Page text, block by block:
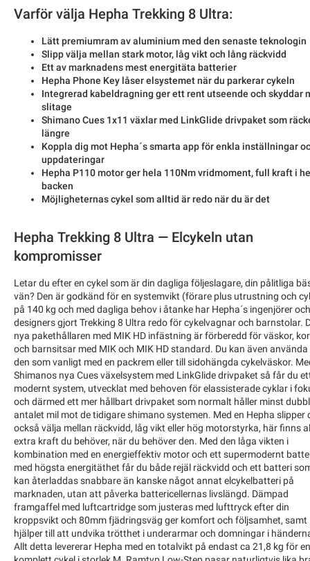
Varför välja Hepha Trekking 8 Ultra:
Lätt premiumram av aluminium med den senaste teknologin
Slipp välja mellan stark motor, låg vikt och lång räckvidd
Ett av marknadens mest energitäta batterier
Hepha Phone Key låser elsystemet när du parkerar cykeln
Integrerad kabeldragning ger ett rent utseende och skyddar
slitage
Shimano Cues 1x11 växlar med LinkGlide drivpaket som
längre
Koppla dig mot Hepha´s smarta app för enkla inställningar
uppdateringar
Hepha P110 motor ger hela 110Nm vridmoment, full kraft i
backen
Möjligheternas cykel som alltid är redo när du är det
Hepha Trekking 8 Ultra — Elcykeln utan
kompromisser
Letar du efter en cykel som är din dagliga följeslagare, din pålitliga
vän? Den är godkänd för en systemvikt (förare plus utrustning och
på 140 kg och med dagliga behov i åtanke har Hepha´s ingenjörer och
designers gjort Trekking 8 Ultra redo för cykelvagnar och barnstolar.
nya pakethållaren med MIK HD infästning är förberedd för väskor,
och barnsitsar med MIK och MIK HD standard. Du kan även använda
den som vanligt med en packrem eller till sidohängda cykelväskor.
Shimanos nya Cues växelsystem med LinkGlide drivpaket så får du
modernt system, utvecklat med behoven för elassisterade cyklar i
och därmed ett mer hållbart drivpaket som normalt håller minst
antalet mil mot de tidigare shimano systemen. Med en Hepha slipper
också välja mellan räckvidd, låg vikt eller hög motorstyrka, här finns
extra kraft du behöver, när du behöver den. Med den låga vikten i
kombination med en energieffektiv motor och ett supermodernt
med högsta energitäthet får du både rejäl räckvidd och ett batteri
kan återladdas snabbare än kanske något annat elcykelbatteri på
marknaden, utan att påverka battericellernas livslängd. Dämpad
framgaffel med luftcartridge som justeras med lufttryck efter din
kroppsvikt och 80mm fjädringsväg ger komfort och följsamhet, samt
hjälper till att undvika trötthet i underarmar och domningar i
Allt detta levererar Hepha med en totalvikt på endast ca 21,8 kg för en